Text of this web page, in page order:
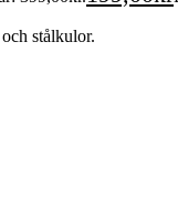
stålkulor.